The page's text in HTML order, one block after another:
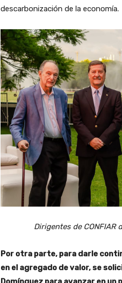
descarbonización de la economía.
Dirigentes de CONFIAR
Por otra parte, para darle
en el agregado de valor, se